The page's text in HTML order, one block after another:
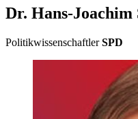
Dr. Hans-Joachim
Politikwissenschaftler SPD